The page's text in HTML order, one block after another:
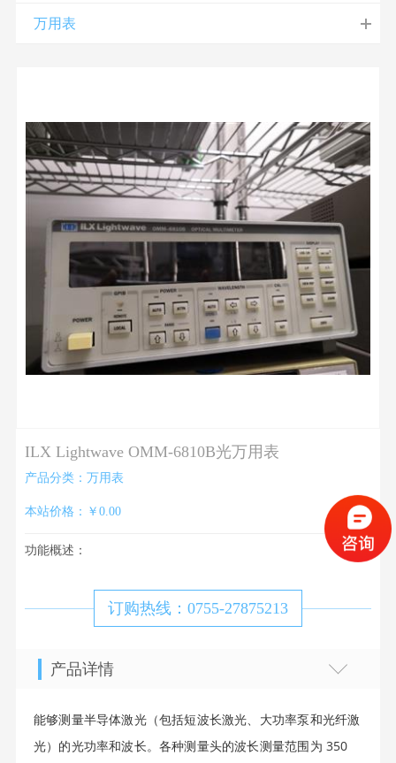
万用表
ILX Lightwave OMM-6810B光万用表
产品分类：万用表
本站价格：￥0.00
功能概述：
订购热线：0755-27875213
产品详情
能够测量半导体激光（包括短波长激光、大功率泵和光纤激
光）的光功率和波长。各种测量头的波长测量范围为 350